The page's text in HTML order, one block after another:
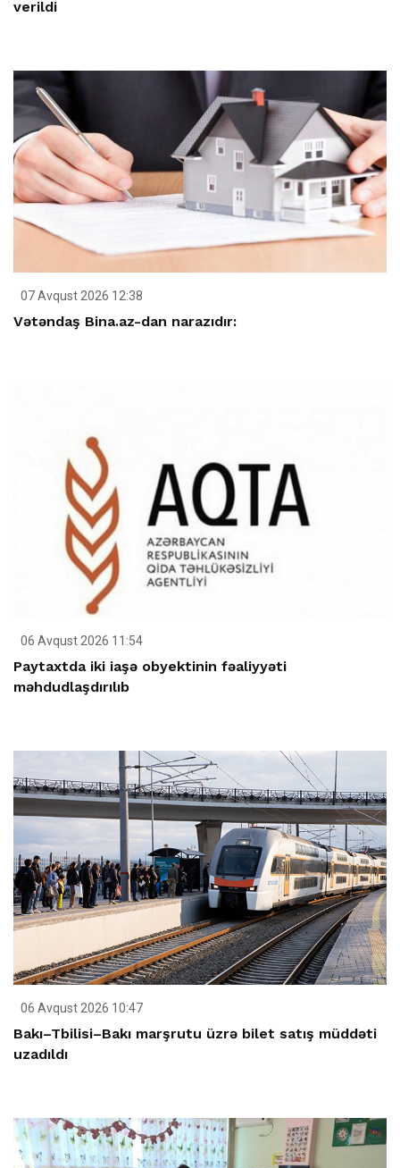
verildi
07 Avqust 2026 12:38
Vətəndaş Bina.az-dan narazıdır:
06 Avqust 2026 11:54
Paytaxtda iki iaşə obyektinin fəaliyyəti
məhdudlaşdırılıb
06 Avqust 2026 10:47
Bakı–Tbilisi–Bakı marşrutu üzrə bilet satış müddəti
uzadıldı